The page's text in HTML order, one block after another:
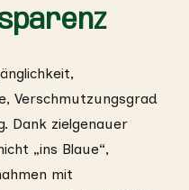
Verschmutzungsgrad
Dank zielgenauer
„ins Blaue“,
mit